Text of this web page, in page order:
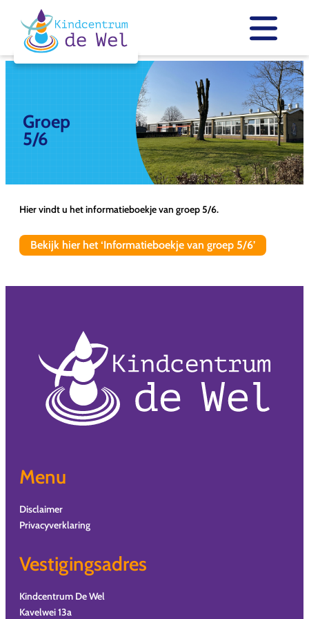
content
Groep
5/6
Hier vindt u het informatieboekje van groep 5/6.
Bekijk hier het ‘Informatieboekje van groep 5/6’
Menu
Disclaimer
Privacyverklaring
Vestigingsadres
Kindcentrum De Wel
Kavelwei 13a